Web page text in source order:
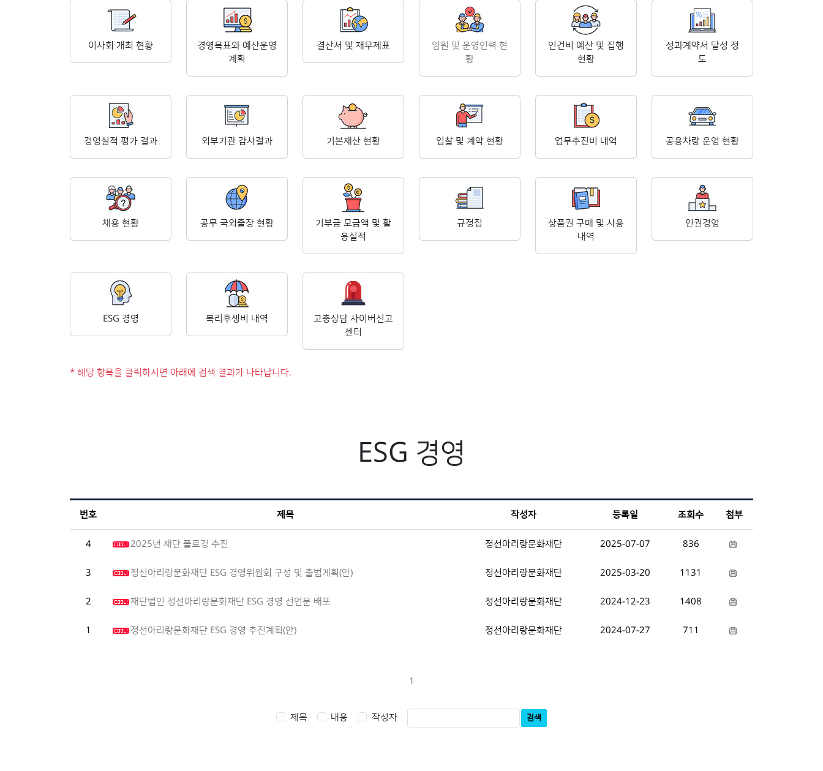
이사회 개최 현황
경영목표와 예산운영
계획
결산서 및 재무제표
임원 및 운영인력 현
황
인건비 예산 및 집행
현황
성과계약서 달성 정
도
경영실적 평가 결과 외부기관 감사결과 기본재산 현황 입찰 및 계약 현황 업무추진비 내역 공용차량 운영 현황
채용 현황 공무 국외출장 현황
기부금 모금액 및 활
용실적
규정집
상품권 구매 및 사용
내역
인권경영
ESG 경영 복리후생비 내역
고충상담 사이버신고
센터
* 해당 항목을 클릭하시면 아래에 검색 결과가 나타납니다.
ESG 경영
번호 제목 작성자 등록일 조회수 첨부
4 2025년 재단 플로깅 추진 정선아리랑문화재단 2025-07-07 836
3 정선아리랑문화재단 ESG 경영위원회 구성 및 출범계획(안) 정선아리랑문화재단 2025-03-20 1131
2 재단법인 정선아리랑문화재단 ESG 경영 선언문 배포 정선아리랑문화재단 2024-12-23 1408
1 정선아리랑문화재단 ESG 경영 추진계획(안) 정선아리랑문화재단 2024-07-27 711
1
제목 내용 작성자 검색